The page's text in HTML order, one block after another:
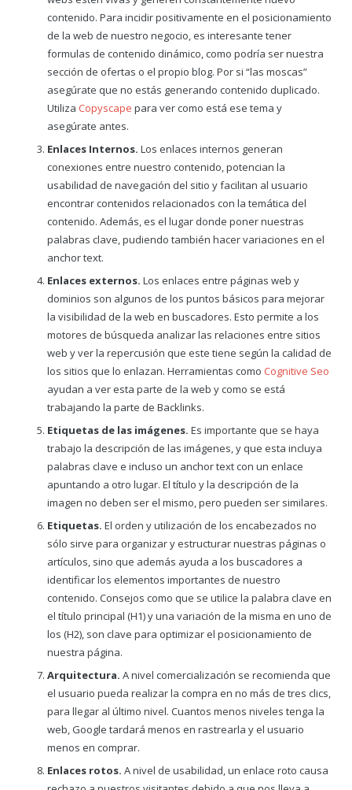
contenido. Para incidir positivamente en el posicionamiento
de la web de nuestro negocio, es interesante tener
formulas de contenido dinámico, como podría ser nuestra
sección de ofertas o el propio blog. Por si “las moscas”
asegúrate que no estás generando contenido duplicado.
Utiliza Copyscape para ver como está ese tema y
asegúrate antes.
Enlaces Internos. Los enlaces internos generan
conexiones entre nuestro contenido, potencian la
usabilidad de navegación del sitio y facilitan al usuario
encontrar contenidos relacionados con la temática del
contenido. Además, es el lugar donde poner nuestras
palabras clave, pudiendo también hacer variaciones en el
anchor text.
Enlaces externos. Los enlaces entre páginas web y
dominios son algunos de los puntos básicos para mejorar
la visibilidad de la web en buscadores. Esto permite a los
motores de búsqueda analizar las relaciones entre sitios
web y ver la repercusión que este tiene según la calidad de
los sitios que lo enlazan. Herramientas como Cognitive Seo
ayudan a ver esta parte de la web y como se está
trabajando la parte de Backlinks.
Etiquetas de las imágenes. Es importante que se haya
trabajo la descripción de las imágenes, y que esta incluya
palabras clave e incluso un anchor text con un enlace
apuntando a otro lugar. El título y la descripción de la
imagen no deben ser el mismo, pero pueden ser similares.
Etiquetas. El orden y utilización de los encabezados no
sólo sirve para organizar y estructurar nuestras páginas o
artículos, sino que además ayuda a los buscadores a
identificar los elementos importantes de nuestro
contenido. Consejos como que se utilice la palabra clave en
el título principal (H1) y una variación de la misma en uno de
los (H2), son clave para optimizar el posicionamiento de
nuestra página.
Arquitectura. A nivel comercialización se recomienda que
el usuario pueda realizar la compra en no más de tres clics,
para llegar al último nivel. Cuantos menos niveles tenga la
web, Google tardará menos en rastrearla y el usuario
menos en comprar.
Enlaces rotos. A nivel de usabilidad, un enlace roto causa